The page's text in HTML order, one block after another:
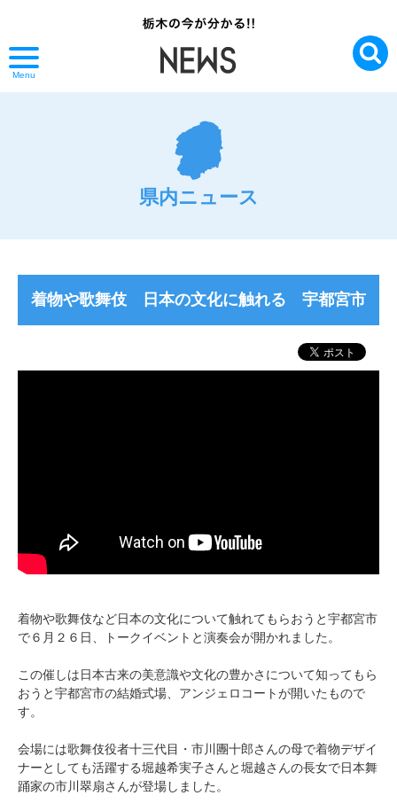
Menu
県内ニュース
着物や歌舞伎 日本の文化に触れる 宇都宮市
着物や歌舞伎など日本の文化について触れてもらおうと宇都宮市
で６月２６日、トークイベントと演奏会が開かれました。
この催しは日本古来の美意識や文化の豊かさについて知ってもら
おうと宇都宮市の結婚式場、アンジェロコートが開いたもので
す。
会場には歌舞伎役者十三代目・市川團十郎さんの母で着物デザイ
ナーとしても活躍する堀越希実子さんと堀越さんの長女で日本舞
踊家の市川翠扇さんが登場しました。